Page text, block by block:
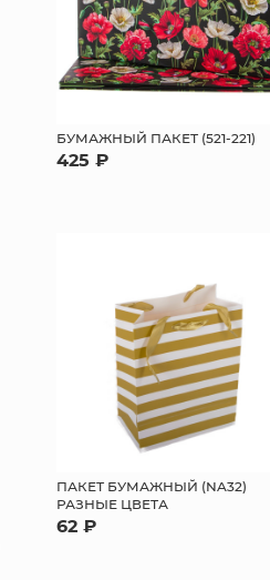
БУМАЖНЫЙ ПАКЕТ (521-221)
425 ₽
ПАКЕТ БУМАЖНЫЙ (NA32)
РАЗНЫЕ ЦВЕТА
62 ₽